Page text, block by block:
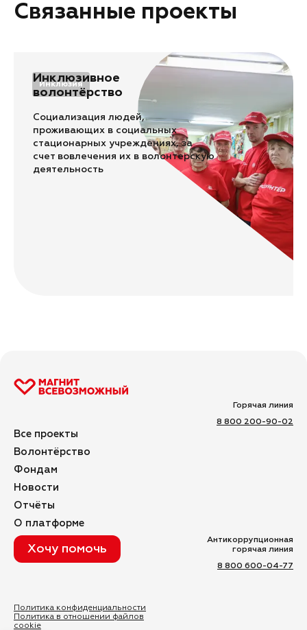
Связанные проекты
Инклюзия
Инклюзивное
волонтёрство
Социализация людей,
проживающих в социальных
стационарных учреждениях, за
счет вовлечения их в волонтерскую
деятельность
Все проекты
Волонтёрство
Фондам
Новости
Отчёты
О платформе
Хочу помочь
Горячая линия
8 800 200-90-02
Политика конфиденциальности
Политика в отношении файлов
cookie
Антикоррупционная
горячая линия
8 800 600-04-77